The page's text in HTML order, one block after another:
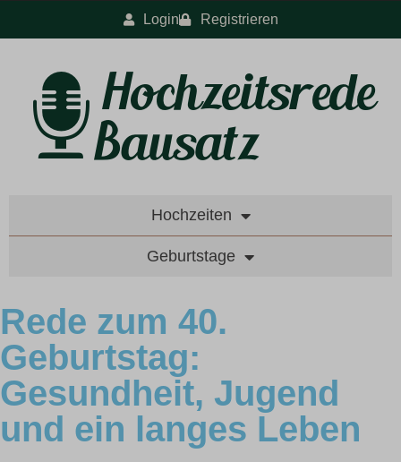
Login Registrieren
Hochzeiten
Geburtstage
Rede zum 40.
Geburtstag:
Gesundheit, Jugend
und ein langes Leben